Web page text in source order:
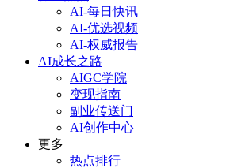
AI-每日快讯
AI-优选视频
AI-权威报告
AI成长之路
AIGC学院
变现指南
副业传送门
AI创作中心
更多
热点排行